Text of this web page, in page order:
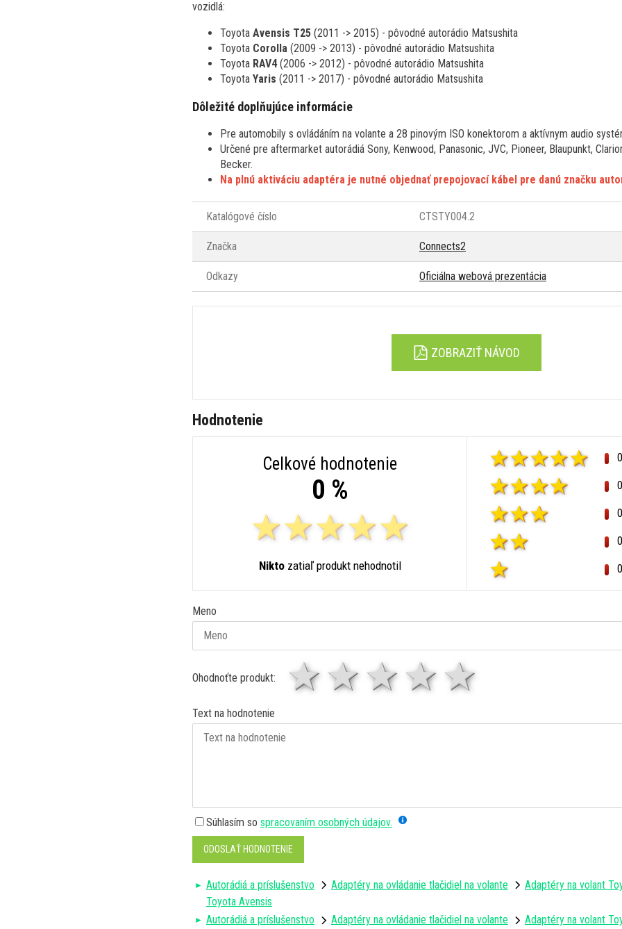
vozidlá:
Toyota Avensis T25 (2011 -> 2015) - pôvodné autorádio Matsushita
Toyota Corolla (2009 -> 2013) - pôvodné autorádio Matsushita
Toyota RAV4(2006 -> 2012) - pôvodné autorádio Matsushita
Toyota Yaris (2011 -> 2017) - pôvodné autorádio Matsushita
Dôležité doplňujúce informácie
Pre automobily s ovládáním na volante a 28 pinovým ISO konektorom a aktívnym audio
Určené pre aftermarket autorádiá Sony, Kenwood, Panasonic, JVC, Pioneer, Blaupunkt,
Becker.
Na plnú aktiváciu adaptéra je nutné objednať prepojovací kábel pre danú značku
Katalógové číslo CTSTY004.2
Značka Connects2
Odkazy Oficiálna webová prezentácia
ZOBRAZIŤ NÁVOD
Hodnotenie
Celkové hodnotenie
0 %
Niktozatiaľ produkt nehodnotil
Meno
Ohodnoťte produkt: 4 hviezdy
3 hviezdy
2 hviezdy
1 hviezda
Text na hodnotenie
Súhlasím so spracovaním osobných údajov.
ODOSLAŤ HODNOTENIE
Autorádiá a príslušenstvo Adaptéry na ovládanie tlačidiel na volante Adaptéry na volant
Toyota Avensis
Autorádiá a príslušenstvo
Adaptéry na ovládanie tlačidiel na volante Adaptéry na volant